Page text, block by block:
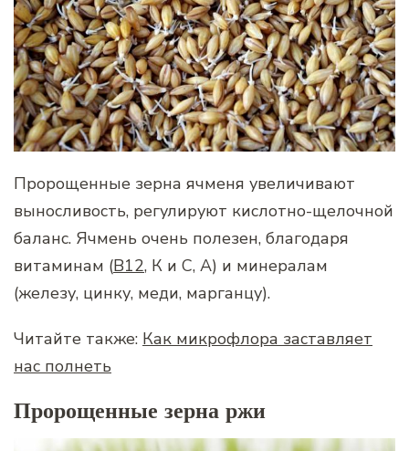
Пророщенные зерна ячменя увеличивают
выносливость, регулируют кислотно-щелочной
баланс. Ячмень очень полезен, благодаря
витаминам (В12, К и С, А) и минералам
(железу, цинку, меди, марганцу).
Читайте также: Как микрофлора заставляет
нас полнеть
Пророщенные зерна ржи